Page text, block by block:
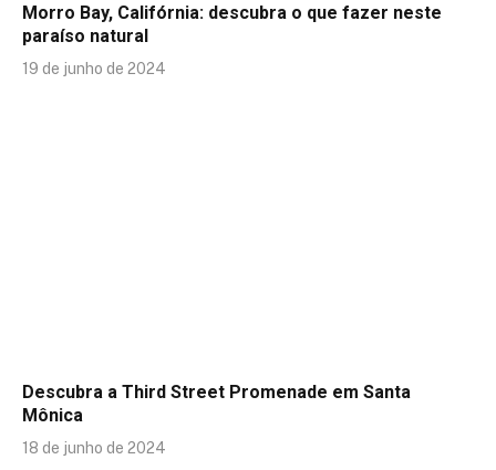
Morro Bay, Califórnia: descubra o que fazer neste
paraíso natural
19 de junho de 2024
Descubra a Third Street Promenade em Santa
Mônica
18 de junho de 2024